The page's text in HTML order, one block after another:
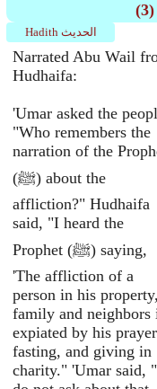
Hadith الحديث
Narrated Abu Wail
Hudhaifa:
'Umar asked the
"Who remembers the
narration of the
(ﷺ) about the
affliction?" Hudhaifa
said, "I heard the
Prophet (ﷺ) saying,
'The affliction of a
person in his property,
family and neighbors
expiated by his
fasting, and giving in
charity." 'Umar said,